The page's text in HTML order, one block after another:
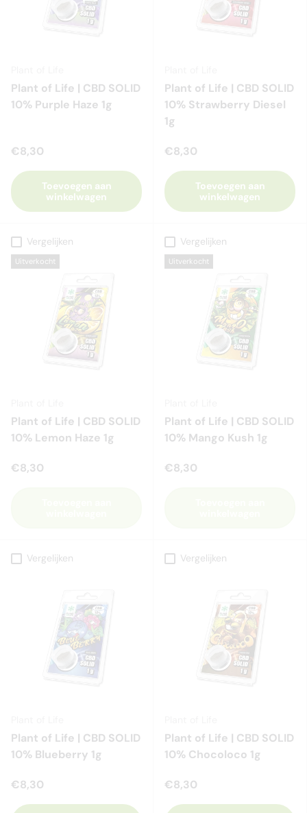
Plant of Life | CBD SOLID
10% Purple Haze 1g
€8,30
Toevoegen aan
winkelwagen
Plant of Life | CBD SOLID
10% Strawberry Diesel
1g
€8,30
Toevoegen aan
winkelwagen
Vergelijken
Uitverkocht
Plant of Life | CBD SOLID
10% Lemon Haze 1g
€8,30
Vergelijken
Uitverkocht
Plant of Life | CBD SOLID
10% Mango Kush 1g
€8,30
Vergelijken
Plant of Life | CBD SOLID
10% Blueberry 1g
€8,30
Vergelijken
Plant of Life | CBD SOLID
10% Chocoloco 1g
€8,30